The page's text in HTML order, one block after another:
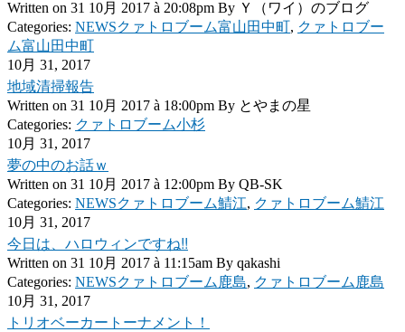
Written on 31 10月 2017 à 20:08pm By Ｙ（ワイ）のブログ
Categories: NEWSクァトロブーム富山田中町, クァトロブー
ム富山田中町
10月 31, 2017
地域清掃報告
Written on 31 10月 2017 à 18:00pm By とやまの星
Categories: クァトロブーム小杉
10月 31, 2017
夢の中のお話ｗ
Written on 31 10月 2017 à 12:00pm By QB-SK
Categories: NEWSクァトロブーム鯖江, クァトロブーム鯖江
10月 31, 2017
今日は、ハロウィンですね!!
Written on 31 10月 2017 à 11:15am By qakashi
Categories: NEWSクァトロブーム鹿島, クァトロブーム鹿島
10月 31, 2017
トリオベーカートーナメント！